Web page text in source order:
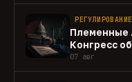
РЕГУЛИРОВАНИЕ
Племенные
Конгресс
прогнозов
07 авг